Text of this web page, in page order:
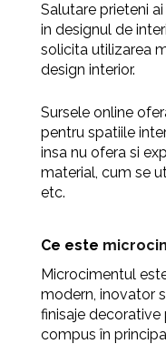
Salutare prieteni ai
in designul de
solicita utilizarea
design interior.
Sursele online
pentru spatiile
insa nu ofera si
material, cum se
etc.
Ce este
Microcimentul
modern, inovator
finisaje decorative
compus în